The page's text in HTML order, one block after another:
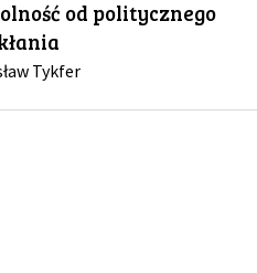
od politycznego
Tykfer